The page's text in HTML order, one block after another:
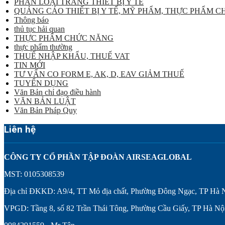
QUẢNG CÁO THIẾT BỊ Y TẾ, MỸ PHẨM, THỰC PHẨM
Thông báo
thủ tục hải quan
THỰC PHẨM CHỨC NĂNG
thực phẩm thường
THUẾ NHẬP KHẨU, THUẾ VAT
TIN MỚI
TƯ VẤN CO FORM E, AK, D, EAV GIẢM THUẾ
TUYỂN DỤNG
Văn Bản chỉ đạo điều hành
VĂN BẢN LUẬT
Văn Bản Pháp Quy
Liên hệ
CÔNG TY CỔ PHẦN TẬP ĐOÀN AIRSEAGLOBAL
MST: 0105308539
Địa chỉ ĐKKD: A9/4, TT Mỏ địa chất, Phường Đông Ngạc, TP Hà
VPGD: Tầng 8, số 82 Trần Thái Tông, Phường Cầu Giấy, TP Hà